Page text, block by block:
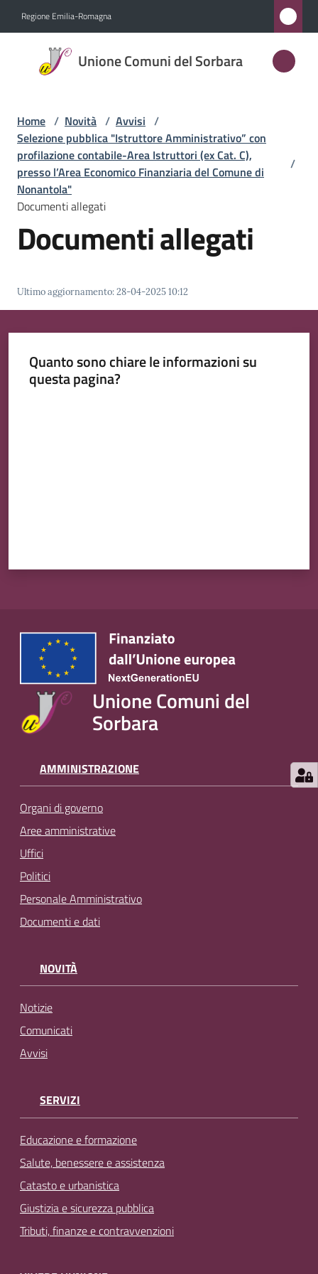
Regione Emilia-Romagna
Unione Comuni del Sorbara
Unione
Comuni
Sorbara
Amministrazione
Novità
Menu selezionato
Servizi
Vivere
l'Unione
Home / Novità / Avvisi /
Selezione pubblica "Istruttore Amministrativo” con
profilazione contabile-Area Istruttori (ex Cat. C),
presso l’Area Economico Finanziaria del Comune di
Nonantola"
/
Documenti allegati
Documenti allegati
Ultimo aggiornamento:28-04-2025 10:12
Quanto sono chiare le informazioni su
questa pagina?
Unione Comuni del
Sorbara
AMMINISTRAZIONE
Organi di governo
Aree amministrative
Uffici
Politici
Personale Amministrativo
Documenti e dati
NOVITÀ
Notizie
Comunicati
Avvisi
SERVIZI
Educazione e formazione
Salute, benessere e assistenza
Catasto e urbanistica
Giustizia e sicurezza pubblica
Tributi, finanze e contravvenzioni